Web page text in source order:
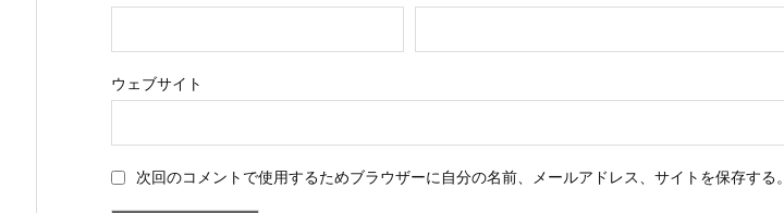
ウェブサイト
次回のコメントで使用するためブラウザーに自分の名前、メールアドレス、サイトを保存する。